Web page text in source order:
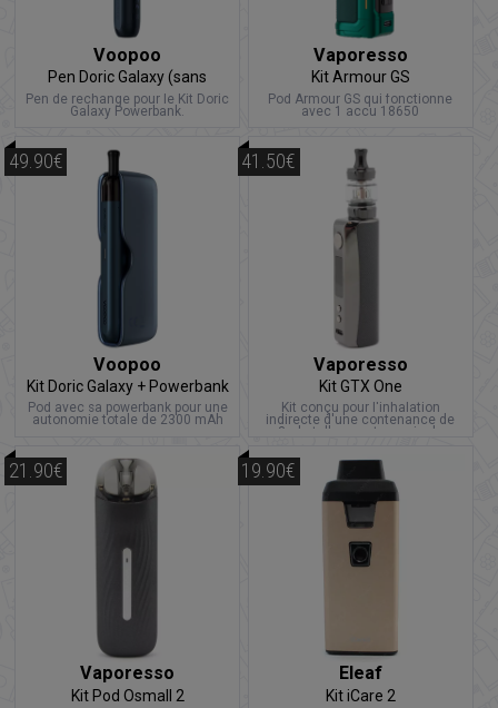
Voopoo
Pen Doric Galaxy (sans
powerbank)
Pen de rechange pour le Kit Doric
Galaxy Powerbank.
Vaporesso
Kit Armour GS
Pod Armour GS qui fonctionne
avec 1 accu 18650
Voopoo
Kit Doric Galaxy + Powerbank
Pod avec sa powerbank pour une
autonomie totale de 2300 mAh
49.90€
Vaporesso
Kit GTX One
Kit conçu pour l'inhalation
indirecte d'une contenance de
3ml et d'une autonomie de
41.50€
Vaporesso
Kit Pod Osmall 2
21.90€
Eleaf
Kit iCare 2
19.90€